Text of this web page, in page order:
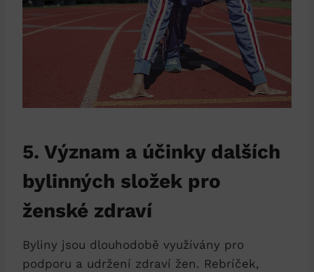
5. Význam a účinky dalších
bylinných složek pro
ženské zdraví
Byliny jsou dlouhodobě využívány pro
podporu a udržení zdraví žen. Rebríček,